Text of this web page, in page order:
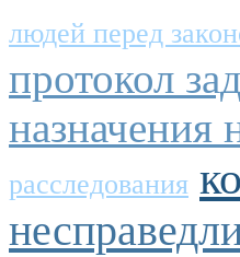
людей перед
протокол
назначения
расследования